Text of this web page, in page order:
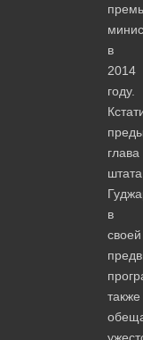
в
2014
году.
глава
штата
в
своей
также